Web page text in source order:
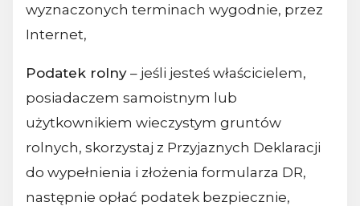
wyznaczonych terminach wygodnie, przez
Internet,
Podatek rolny – jeśli jesteś właścicielem,
posiadaczem samoistnym lub
użytkownikiem wieczystym gruntów
rolnych, skorzystaj z Przyjaznych Deklaracji
do wypełnienia i złożenia formularza DR,
następnie opłać podatek bezpiecznie,